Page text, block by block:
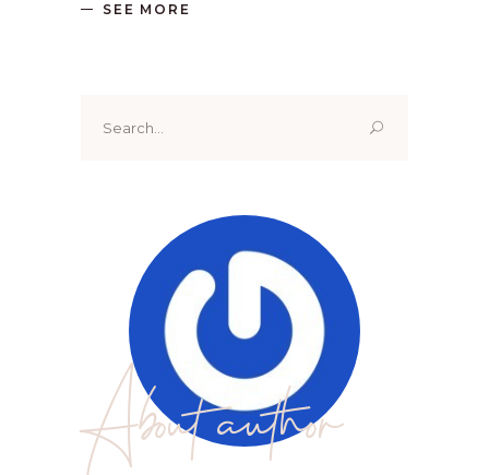
SEE MORE
for:
About author